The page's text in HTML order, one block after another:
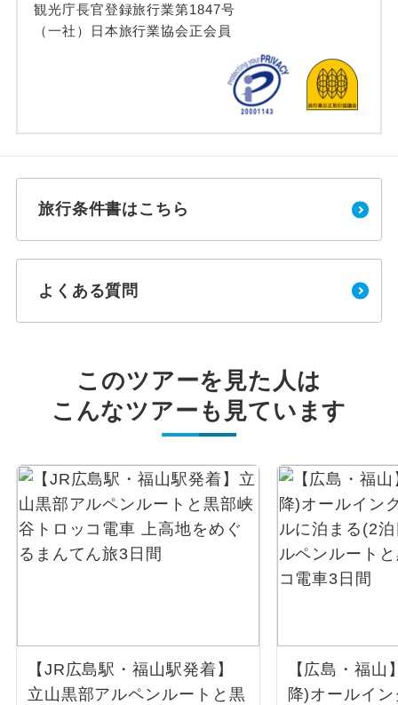
観光庁長官登録旅行業第1847号
（一社）日本旅行業協会正会員
旅行条件書はこちら
よくある質問
このツアーを見た人は
こんなツアーも見ています
【JR広島駅・福山駅発着】
立山黒部アルペンルートと黒
【広島・福
降)オールイ